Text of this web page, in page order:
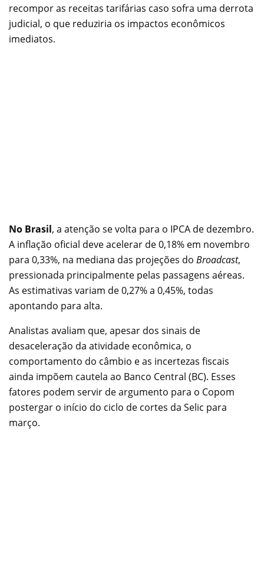
recompor as receitas tarifárias caso sofra uma derrota
judicial, o que reduziria os impactos econômicos
imediatos.
No Brasil, a atenção se volta para o IPCA de dezembro.
A inflação oficial deve acelerar de 0,18% em novembro
para 0,33%, na mediana das projeções do Broadcast,
pressionada principalmente pelas passagens aéreas.
As estimativas variam de 0,27% a 0,45%, todas
apontando para alta.
Analistas avaliam que, apesar dos sinais de
desaceleração da atividade econômica, o
comportamento do câmbio e as incertezas fiscais
ainda impõem cautela ao Banco Central (BC). Esses
fatores podem servir de argumento para o Copom
postergar o início do ciclo de cortes da Selic para
março.